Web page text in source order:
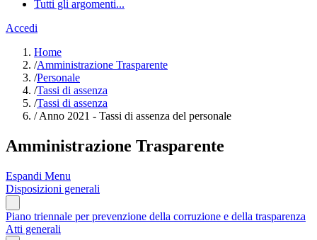
Tutti gli argomenti...
Accedi
Home
/Amministrazione Trasparente
/Personale
/Tassi di assenza
/Tassi di assenza
/Anno 2021 - Tassi di assenza del personale
Amministrazione Trasparente
Espandi Menu
Disposizioni generali
Piano triennale per prevenzione della corruzione e della trasparenza
Atti generali